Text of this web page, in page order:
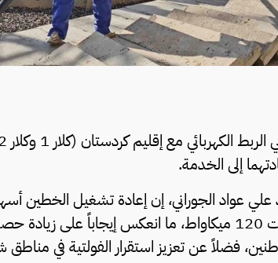
إلى الخدمة.
علي عواد الجوراني، إن إعادة تشغيل الخطين
الكهربائية في المحافظة بطاقة إضافية بلغت 120 ميكاواط، ما انعكس
فضلاً عن تعزيز استقرار الفولتية في مناطق